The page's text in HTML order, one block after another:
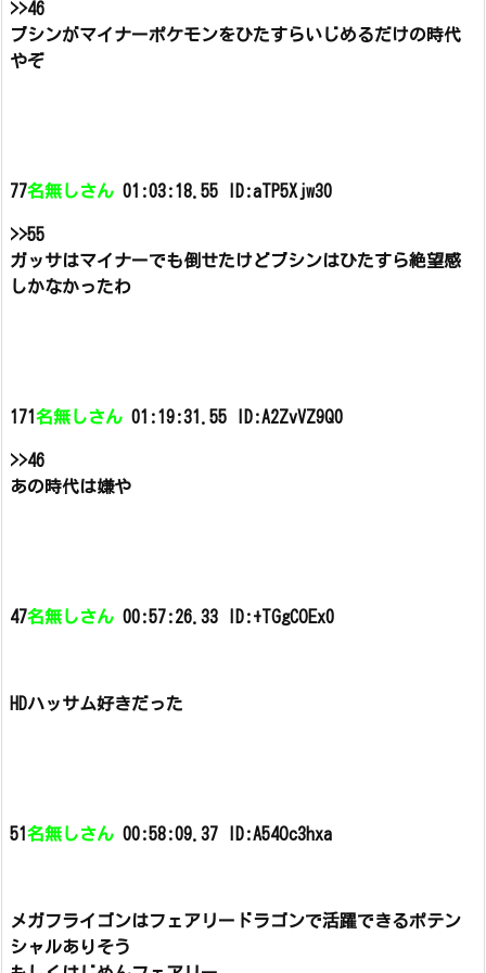
>>46
ブシンがマイナーポケモンをひたすらいじめるだけの時代
やぞ
77名無しさん 01:03:18.55 ID:aTP5Xjw30
>>55
ガッサはマイナーでも倒せたけどブシンはひたすら絶望感
しかなかったわ
171 名無しさん 01:19:31.55 ID:A2ZvVZ9Q0
>>46
あの時代は嫌や
47名無しさん 00:57:26.33 ID:+TGgCOEx0
HDハッサム好きだった
51 名無しさん 00:58:09.37 ID:A54Oc3hxa
メガフライゴンはフェアリードラゴンで活躍できるポテン
シャルありそう